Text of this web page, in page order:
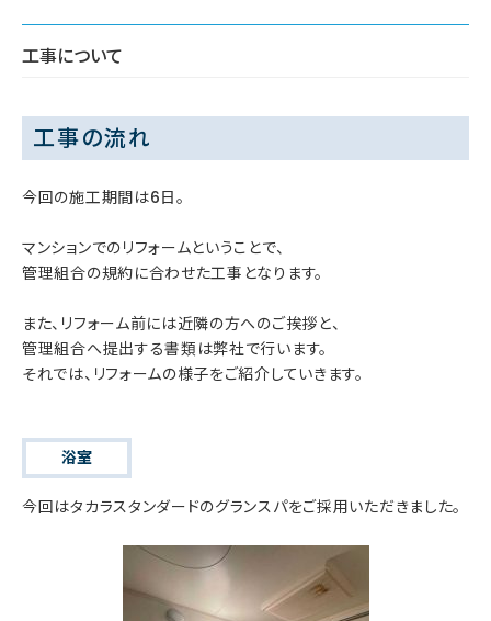
工事について
工事の流れ
今回の施工期間は6日。
マンションでのリフォームということで、
管理組合の規約に合わせた工事となります。
また、リフォーム前には近隣の方へのご挨拶と、
管理組合へ提出する書類は弊社で行います。
それでは、リフォームの様子をご紹介していきます。
浴室
今回はタカラスタンダードのグランスパをご採用いただきました。